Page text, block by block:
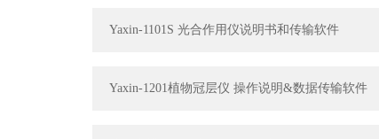
Yaxin-1101S 光合作用仪说明书和传输软件
Yaxin-1201植物冠层仪 操作说明&数据传输软件